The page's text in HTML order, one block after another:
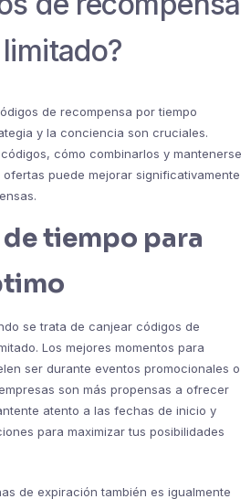
de recompensa por tiempo
y la conciencia son cruciales.
cómo combinarlos y mantenerse
puede mejorar significativamente
tiempo para
se trata de canjear códigos de
Los mejores momentos para
ser durante eventos promocionales o
son más propensas a ofrecer
atento a las fechas de inicio y
para maximizar tus posibilidades
de expiración también es igualmente